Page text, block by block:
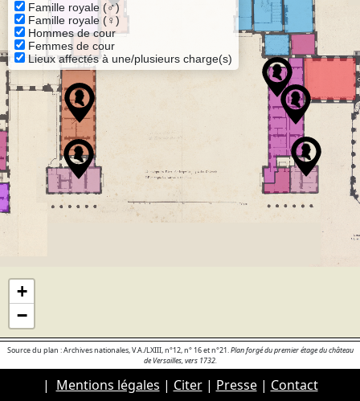
Famille royale (♂)
Famille royale (♀)
Hommes de cour
Femmes de cour
Lieux affectés à une/plusieurs charge(s)
+
−
Source du plan : Archives nationales, V.A./LXIII, n°12, n° 16 et n°21.Plan forgé du premier étage du château
de Versailles, vers 1732.
| Mentions légales | Citer| Presse| Contact